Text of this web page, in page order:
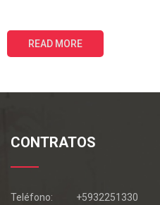
READ MORE
CONTRATOS
Teléfono:
+5932251330